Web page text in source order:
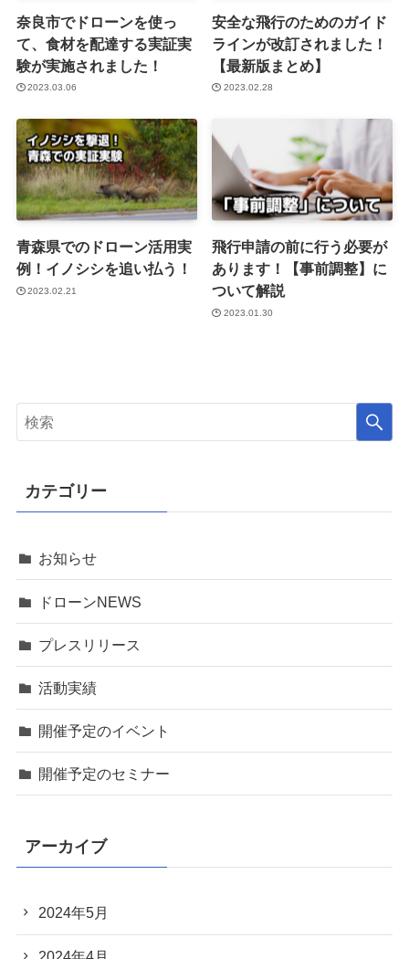
奈良市でドローンを使っ
て、食材を配達する実証実
験が実施されました！
2023.03.06
安全な飛行のためのガイド
ラインが改訂されました！
【最新版まとめ】
2023.02.28
青森県でのドローン活用実
例！イノシシを追い払う！
2023.02.21
飛行申請の前に行う必要が
あります！【事前調整】に
ついて解説
2023.01.30
カテゴリー
お知らせ
ドローンNEWS
プレスリリース
活動実績
開催予定のイベント
開催予定のセミナー
アーカイブ
2024年5月